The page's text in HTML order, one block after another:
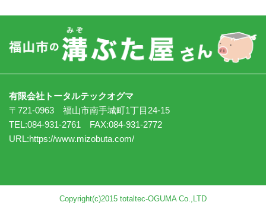
有限会社トータルテックオグマ
〒721-0963 福山市南手城町1丁目24-15
TEL:084-931-2761 FAX:084-931-2772
URL:https://www.mizobuta.com/
Copyright(c)2015 totaltec-OGUMA Co.,LTD